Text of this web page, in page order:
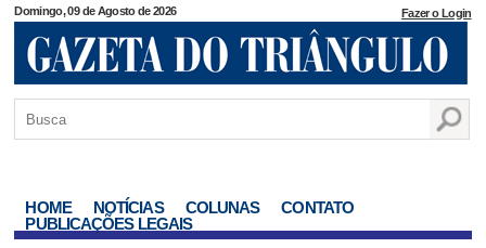
Domingo, 09 de Agosto de 2026 Fazer o Login
HOME NOTÍCIAS COLUNAS
CONTATO
PUBLICAÇÕES LEGAIS